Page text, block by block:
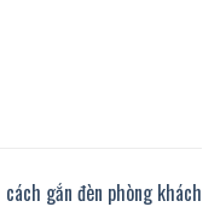
cách gắn đèn phòng khách